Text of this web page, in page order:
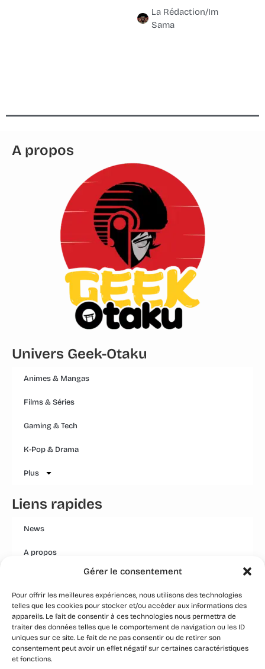
Gérer le consentement
Pour offrir les meilleures expériences, nous utilisons des technologies
telles que les cookies pour stocker et/ou accéder aux informations des
appareils. Le fait de consentir à ces technologies nous permettra de
traiter des données telles que le comportement de navigation ou les ID
uniques sur ce site. Le fait de ne pas consentir ou de retirer son
consentement peut avoir un effet négatif sur certaines caractéristiques
et fonctions.
La Rédaction/Im
Sama
A propos
Univers Geek-Otaku
Animes & Mangas
Films & Séries
Gaming & Tech
K-Pop & Drama
Plus
Liens rapides
News
A propos
Mentions légales
Conditions générales
Politique Qualité Groupe
Event